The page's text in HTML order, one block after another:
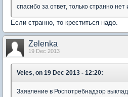
спасибо за ответ, только странно
Если странно, то креститься надо.
Zelenka
19 Dec 2013
Veles, on 19 Dec 2013 - 12:20:
Заявление в Роспотребнадзор